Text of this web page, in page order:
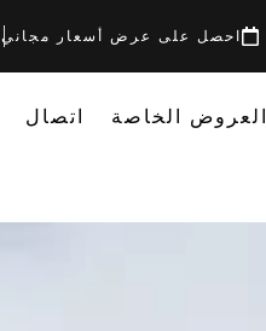
احصل على عرض أسعار مجاني
العروض الخاصة اتصال